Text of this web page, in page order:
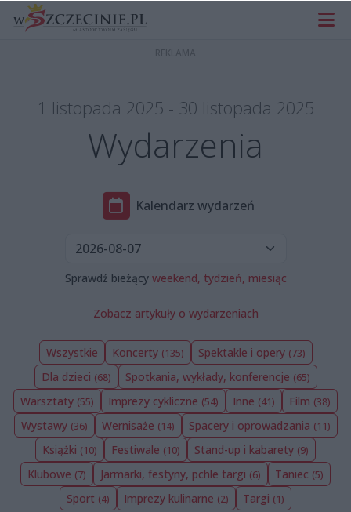
1 listopada 2025 - 30 listopada 2025
Wydarzenia
Kalendarz wydarzeń
Sprawdź bieżący weekend, tydzień, miesiąc
Zobacz artykuły o wydarzeniach
Wszystkie Koncerty (135) Spektakle i opery (73)
Dla dzieci (68) Spotkania, wykłady, konferencje (65)
Warsztaty (55) Imprezy cykliczne (54) Inne (41) Film (38)
Wystawy (36) Wernisaże (14) Spacery i oprowadzania (11)
Książki (10) Festiwale (10) Stand-up i kabarety (9)
Klubowe (7) Jarmarki, festyny, pchle targi (6) Taniec (5)
Sport (4) Imprezy kulinarne (2) Targi (1)